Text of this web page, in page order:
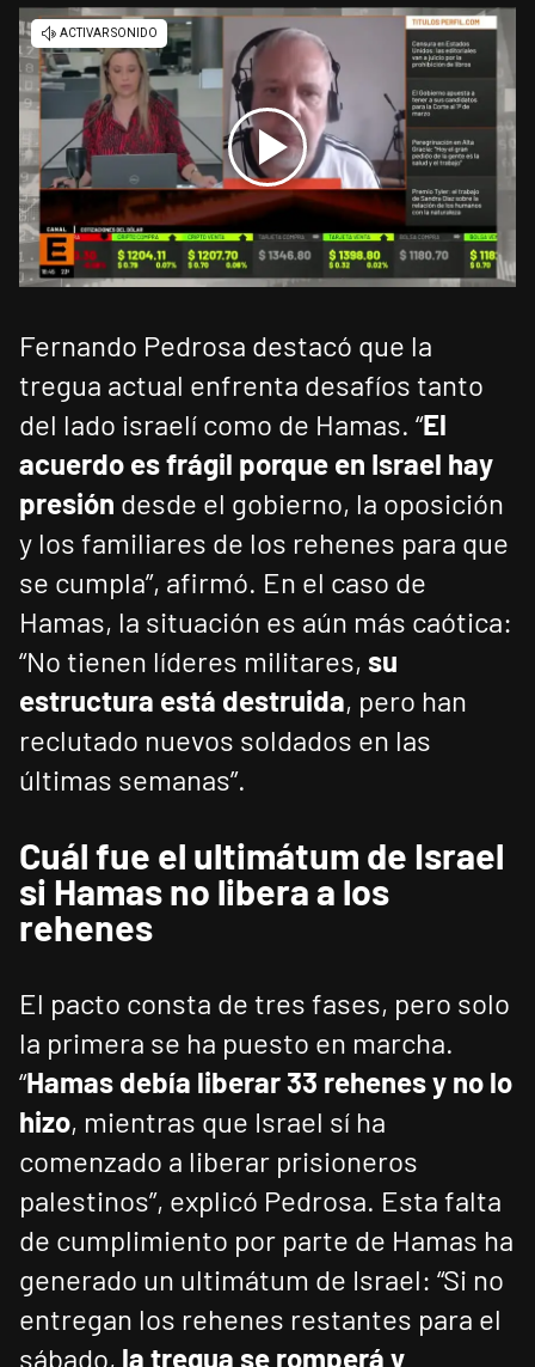
Fernando Pedrosa destacó que la
tregua actual enfrenta desafíos tanto
del lado israelí como de Hamas. “El
acuerdo es frágil porque en Israel hay
presión desde el gobierno, la oposición
y los familiares de los rehenes para que
se cumpla”, afirmó. En el caso de
Hamas, la situación es aún más caótica:
“No tienen líderes militares, su
estructura está destruida, pero han
reclutado nuevos soldados en las
últimas semanas”.
Cuál fue el ultimátum de Israel
si Hamas no libera a los
rehenes
El pacto consta de tres fases, pero solo
la primera se ha puesto en marcha.
“Hamas debía liberar 33 rehenes y no lo
hizo, mientras que Israel sí ha
comenzado a liberar prisioneros
palestinos”, explicó Pedrosa. Esta falta
de cumplimiento por parte de Hamas ha
generado un ultimátum de Israel: “Si no
entregan los rehenes restantes para el
sábado, la tregua se romperá y